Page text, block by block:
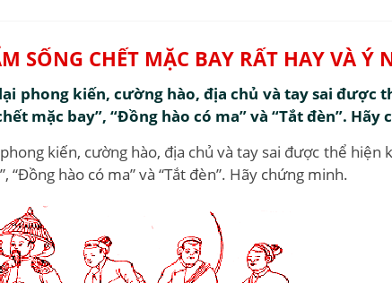
SỐNG CHẾT MẶC BAY RẤT HAY VÀ Ý
phong kiến, cường hào, địa chủ và tay sai được
mặc bay”, “Đồng hào có ma” và “Tắt đèn”. Hãy
kiến, cường hào, địa chủ và tay sai được thể hiện
“Đồng hào có ma” và “Tắt đèn”. Hãy chứng minh.